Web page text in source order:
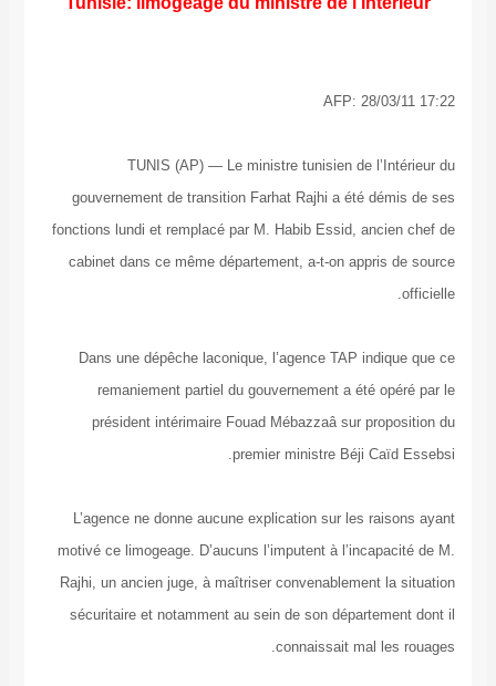
AFP: 28/
TUNIS (AP) — Le ministre tunisien de
gouvernement de transition Farhat Rajhi a été
fonctions lundi et remplacé par M. Habib Essid,
cabinet dans ce même département, a-t-on
Dans une dépêche laconique, l’agence TAP
remaniement partiel du gouvernement a été
président intérimaire Fouad Mébazzaâ sur
premier ministre Béji
L’agence ne donne aucune explication sur les
motivé ce limogeage. D’aucuns l’imputent à
Rajhi, un ancien juge, à maîtriser convenablement
sécuritaire et notamment au sein de son
connaissait mal